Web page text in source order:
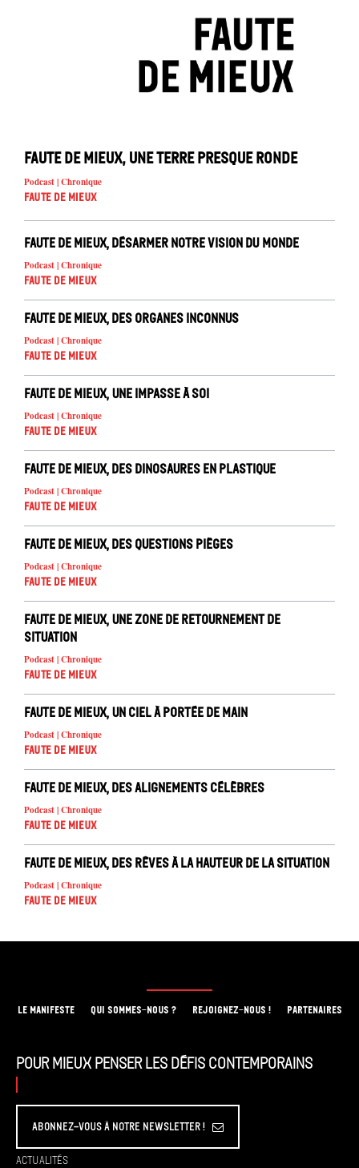
Faute de mieux, une Terre presque ronde
Podcast | Chronique
Faute de mieux
Faute de mieux, désarmer notre vision du monde
Podcast | Chronique
Faute de mieux
Faute de mieux, des organes inconnus
Podcast | Chronique
Faute de mieux
Faute de mieux, une impasse à soi
Podcast | Chronique
Faute de mieux
Faute de mieux, des dinosaures en plastique
Podcast | Chronique
Faute de mieux
Faute de mieux, des questions pièges
Podcast | Chronique
Faute de mieux
Faute de mieux, une zone de retournement de
situation
Podcast | Chronique
Faute de mieux
Faute de mieux, un ciel à portée de main
Podcast | Chronique
Faute de mieux
Faute de mieux, des alignements célèbres
Podcast | Chronique
Faute de mieux
Faute de mieux, des rêves à la hauteur de la situation
Podcast | Chronique
Faute de mieux
LE MANIFESTE QUI SOMMES-NOUS ? REJOIGNEZ-NOUS ! PARTENAIRES
Pour mieux penser les défis contemporains
Abonnez-vous à Notre Newsletter !
Actualités